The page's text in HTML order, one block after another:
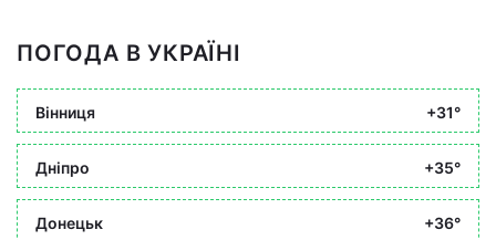
ПОГОДА В УКРАЇНІ
Вінниця +31°
Дніпро +35°
Донецьк +36°